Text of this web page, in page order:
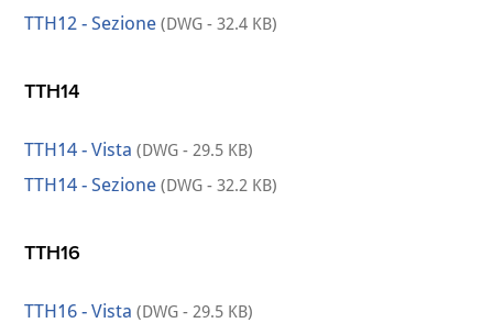
TTH12 - Sezione (DWG - 32.4 KB)
TTH14
TTH14 - Vista (DWG - 29.5 KB)
TTH14 - Sezione (DWG - 32.2 KB)
TTH16
TTH16 - Vista (DWG - 29.5 KB)